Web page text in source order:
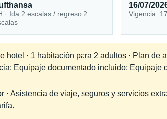
· Ida 2 escalas / regreso 2
16/07/
Vigencia:
hotel · 1 habitación para 2 adultos · Plan de
Equipaje documentado incluido; Equipaje
Asistencia de viaje, seguros y servicios